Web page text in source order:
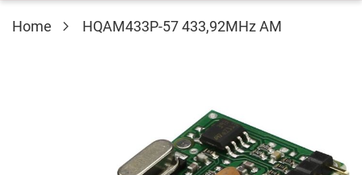
Inhalt
Home HQAM433P-57 433,92MHz AM